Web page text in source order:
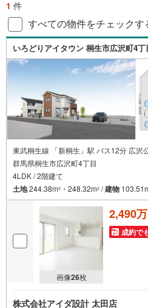
1 件
すべての物件をチェックす
いろどりアイタウン 桐生市広沢町4丁
東武桐生線 「新桐生」駅 バス12分 広沢
群馬県桐生市広沢町4丁目
4LDK / 2階建て
土地244.38m2 ・248.32m2 /建物
画像26枚
2,490
成約で
株式会社アイダ設計 太田店